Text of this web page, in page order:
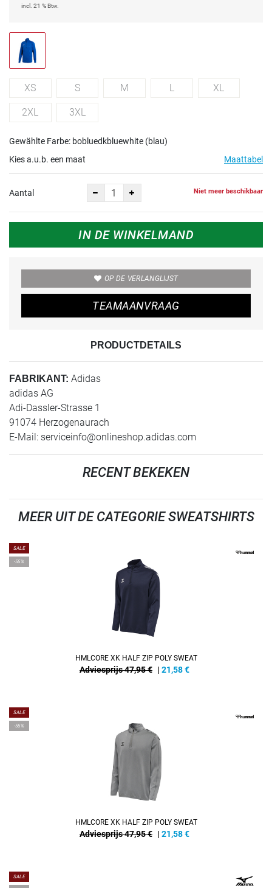
incl. 21 % Btw.
XS S M L XL
2XL 3XL
Gewählte Farbe: bobluedkbluewhite (blau)
Kies a.u.b. een maat
Maattabel
Aantal Niet meer beschikbaar
IN DE WINKELMAND
OP DE VERLANGLIJST
TEAMAANVRAAG
PRODUCTDETAILS
FABRIKANT: Adidas
adidas AG
Adi-Dassler-Strasse 1
91074 Herzogenaurach
E-Mail: serviceinfo@onlineshop.adidas.com
RECENT BEKEKEN
MEER UIT DE CATEGORIE SWEATSHIRTS
SALE
-55%
HMLCORE XK HALF ZIP POLY SWEAT
Adviesprijs 47,95 € | 21,58€
SALE
-55%
HMLCORE XK HALF ZIP POLY SWEAT
Adviesprijs 47,95 € | 21,58€
SALE